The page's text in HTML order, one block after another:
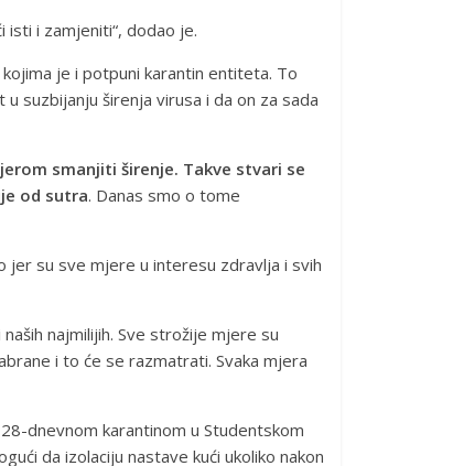
isti i zamjeniti“, dodao je.
je i potpuni karantin entiteta. To
suzbijanju širenja virusa i da on za sada
smanjiti širenje. Takve stvari se
od sutra. Danas smo o tome
jer su sve mjere u interesu zdravlja i svih
najmilijih. Sve strožije mjere su
i to će se razmatrati. Svaka mjera
dnevnom karantinom u Studentskom
da izolaciju nastave kući ukoliko nakon